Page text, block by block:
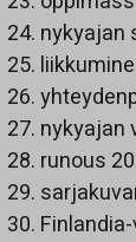
24.
25.
26.
27.
28. runous
29.
30.